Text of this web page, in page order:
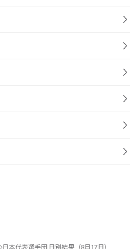
日本代表選手団 日別結果（8月17日）